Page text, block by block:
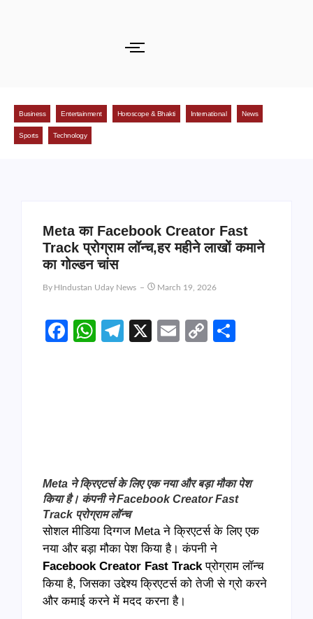
Business Entertainment Horoscope & Bhakti International News
Sports Technology
Meta का Facebook Creator Fast
Track प्रोग्राम लॉन्च,हर महीने लाखों कमाने
का गोल्डन चांस
By HIndustan Uday News March 19, 2026
Facebook
WhatsApp
Telegram
X EmailCopy
Meta ने क्रिएटर्स के लिए एक नया और बड़ा मौका पेश
किया है। कंपनी ने Facebook Creator Fast
Track प्रोग्राम लॉन्च
सोशल मीडिया दिग्गज Meta ने क्रिएटर्स के लिए एक
नया और बड़ा मौका पेश किया है। कंपनी ने
Facebook Creator Fast Track प्रोग्राम लॉन्च
किया है, जिसका उद्देश्य क्रिएटर्स को तेजी से ग्रो करने
और कमाई करने में मदद करना है।